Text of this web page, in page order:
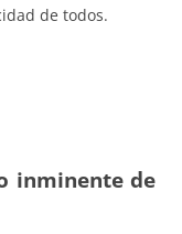
de todos.
inminente de